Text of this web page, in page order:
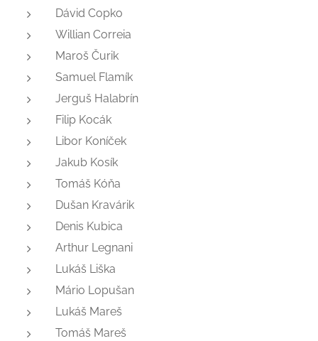
Dávid Copko
Willian Correia
Maroš Čurik
Samuel Flamík
Jerguš Halabrín
Filip Kocák
Libor Koníček
Jakub Kosík
Tomáš Kóňa
Dušan Kravárik
Denis Kubica
Arthur Legnani
Lukáš Liška
Mário Lopušan
Lukáš Mareš
Tomáš Mareš